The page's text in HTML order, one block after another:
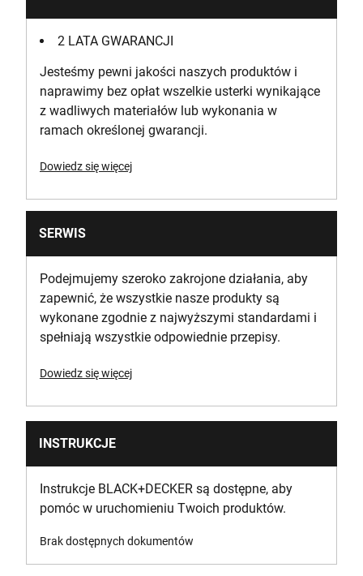
2 LATA GWARANCJI
Jesteśmy pewni jakości naszych produktów i
naprawimy bez opłat wszelkie usterki wynikające
z wadliwych materiałów lub wykonania w
ramach określonej gwarancji.
Dowiedz się więcej
SERWIS
Podejmujemy szeroko zakrojone działania, aby
zapewnić, że wszystkie nasze produkty są
wykonane zgodnie z najwyższymi standardami i
spełniają wszystkie odpowiednie przepisy.
Dowiedz się więcej
INSTRUKCJE
Instrukcje BLACK+DECKER są dostępne, aby
pomóc w uruchomieniu Twoich produktów.
Brak dostępnych dokumentów